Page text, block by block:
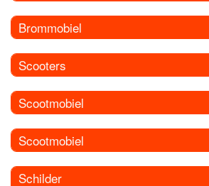
Brommobiel
Scooters
Scootmobiel
Scootmobiel
Schilder